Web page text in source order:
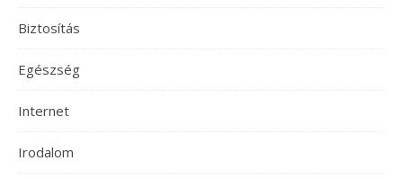
Biztosítás
Egészség
Internet
Irodalom